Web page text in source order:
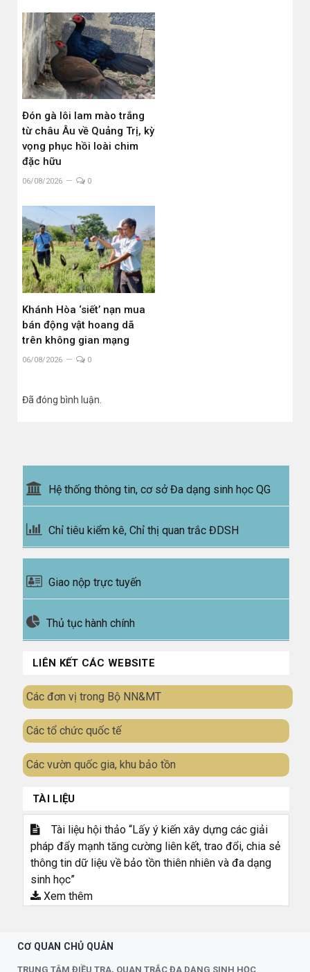
Đón gà lôi lam mào trắng
từ châu Âu về Quảng Trị, kỳ
vọng phục hồi loài chim
đặc hữu
06/08/2026 0
Khánh Hòa ‘siết’ nạn mua
bán động vật hoang dã
trên không gian mạng
06/08/2026 0
Đã đóng bình luận.
Hệ thống thông tin, cơ sở Đa dạng sinh học QG
Chỉ tiêu kiểm kê, Chỉ thị quan trắc ĐDSH
Giao nộp trực tuyến
Thủ tục hành chính
LIÊN KẾT CÁC WEBSITE
Các đơn vị trong Bộ NN&MT
Các tổ chức quốc tế
Các vườn quốc gia, khu bảo tồn
TÀI LIỆU
Tài liệu hội thảo “Lấy ý kiến xây dựng các giải
pháp đẩy mạnh tăng cường liên kết, trao đổi, chia sẻ
thông tin dữ liệu về bảo tồn thiên nhiên và đa dạng
sinh học”
Xem thêm
CƠ QUAN CHỦ QUẢN
TRUNG TÂM ĐIỀU TRA, QUAN TRẮC ĐA DẠNG SINH HỌC